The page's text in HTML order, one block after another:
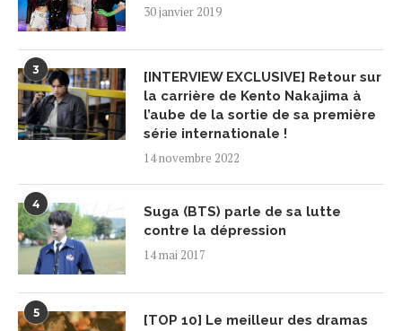
30 janvier 2019
3
[INTERVIEW EXCLUSIVE] Retour sur
la carrière de Kento Nakajima à
l’aube de la sortie de sa première
série internationale !
14 novembre 2022
4
Suga (BTS) parle de sa lutte
contre la dépression
14 mai 2017
5
[TOP 10] Le meilleur des dramas